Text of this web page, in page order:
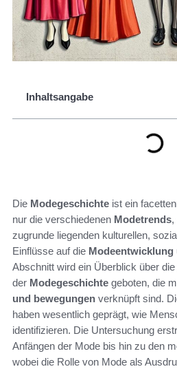
Inhaltsangabe
Die Modegeschichte ist ein
nur die verschiedenen Modetrends,
zugrunde liegenden kulturellen,
Einflüsse auf die Modeentwicklung
Abschnitt wird ein Überblick über
der Modegeschichte geboten, die
und bewegungen verknüpft sind.
haben wesentlich geprägt, wie
identifizieren. Die Untersuchung
Anfängen der Mode bis hin zu den
wobei die Rolle von Mode als